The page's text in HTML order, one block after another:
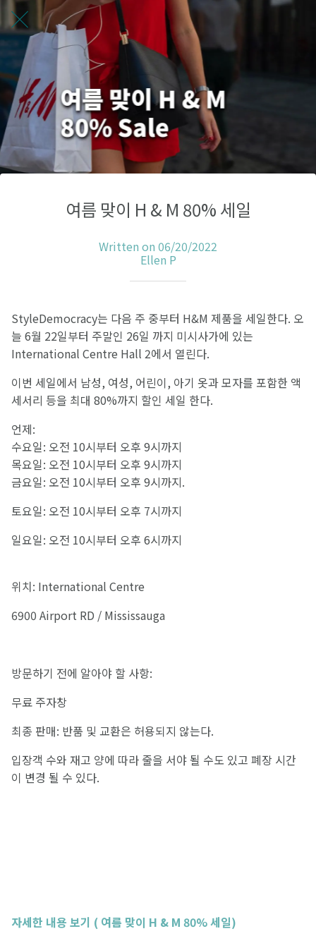
여름 맞이 H & M 80% 세일
Written on 06/20/2022
Ellen P
StyleDemocracy는 다음 주 중부터 H&M 제품을 세일한다. 오
늘 6월 22일부터 주말인 26일 까지 미시사가에 있는
International Centre Hall 2에서 열린다.
이번 세일에서 남성, 여성, 어린이, 아기 옷과 모자를 포함한 액
세서리 등을 최대 80%까지 할인 세일 한다.
언제:
수요일: 오전 10시부터 오후 9시까지
목요일: 오전 10시부터 오후 9시까지
금요일: 오전 10시부터 오후 9시까지.
토요일: 오전 10시부터 오후 7시까지
일요일: 오전 10시부터 오후 6시까지
위치: International Centre
6900 Airport RD / Mississauga
방문하기 전에 알아야 할 사항:
무료 주자창
최종 판매: 반품 및 교환은 허용되지 않는다.
입장객 수와 재고 양에 따라 줄을 서야 될 수도 있고 폐장 시간
이 변경 될 수 있다.
자세한 내용 보기 ( 여름 맞이 H & M 80% 세일)